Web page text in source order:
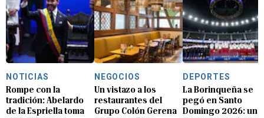
NOTICIAS
Rompe con la
tradición: Abelardo
de la Espriella toma
NEGOCIOS
Un vistazo a los
restaurantes del
Grupo Colón Gerena
DEPORTES
La Borinqueña se
pegó en Santo
Domingo 2026: un